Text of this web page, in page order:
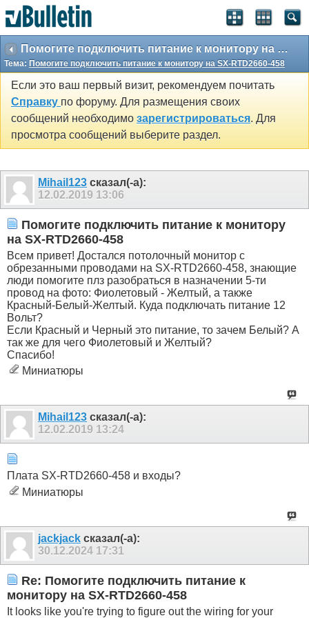
Помогите подключить питание к монитору на SX-RTD2660-458
Тема: Помогите подключить питание к монитору на SX-RTD2660-458
Если это ваш первый визит, рекомендуем почитать
Справку по форуму. Для размещения своих
сообщений необходимо зарегистрироваться. Для
просмотра сообщений выберите раздел.
Mihail123 сказал(-а):
12.02.2019 13:06
Помогите подключить питание к монитору
на SX-RTD2660-458
Всем привет! Достался потолочный монитор с
обрезанными проводами на SX-RTD2660-458, знающие
люди помогите плз разобраться в назначении 5-ти
провод на фото: Фиолетовый - Желтый, а также
Красный-Белый-Желтый. Куда подключать питание 12
Вольт?
Если Красный и Черный это питание, то зачем Белый? А
так же для чего Фиолетовый и Желтый?
Спасибо!
Миниатюры
Mihail123 сказал(-а):
12.02.2019 13:24
Плата SX-RTD2660-458 и входы?
Миниатюры
jackjack сказал(-а):
30.12.2024 17:31
Re: Помогите подключить питание к
монитору на SX-RTD2660-458
It looks like you're trying to figure out the wiring for your